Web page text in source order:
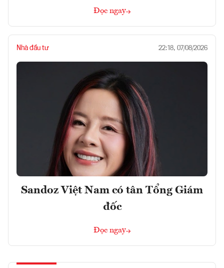
Đọc ngay
Nhà đầu tư 22:18, 07/08/2026
Sandoz Việt Nam có tân Tổng Giám
đốc
Đọc ngay